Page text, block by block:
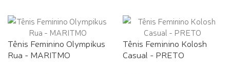
Tênis Feminino Olympikus
Rua - MARITMO
Tênis Feminino Kolosh
Casual - PRETO